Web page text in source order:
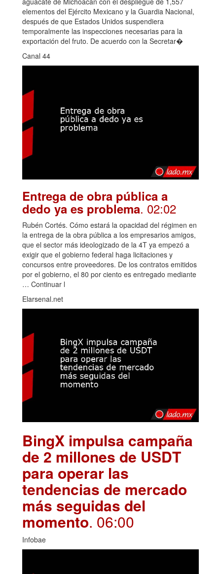
elementos del Ejército Mexicano y la Guardia Nacional,
después de que Estados Unidos suspendiera
temporalmente las inspecciones necesarias para la
exportación del fruto. De acuerdo con la Secretar�
Canal 44
Entrega de obra pública a
dedo ya es problema. 02:02
Rubén Cortés. Cómo estará la opacidad del régimen en
la entrega de la obra pública a los empresarios amigos,
que el sector más ideologizado de la 4T ya empezó a
exigir que el gobierno federal haga licitaciones y
concursos entre proveedores. De los contratos emitidos
por el gobierno, el 80 por ciento es entregado mediante
… Continuar l
Elarsenal.net
BingX impulsa campaña
de 2 millones de USDT
para operar las
tendencias de mercado
más seguidas del
momento. 06:00
Infobae